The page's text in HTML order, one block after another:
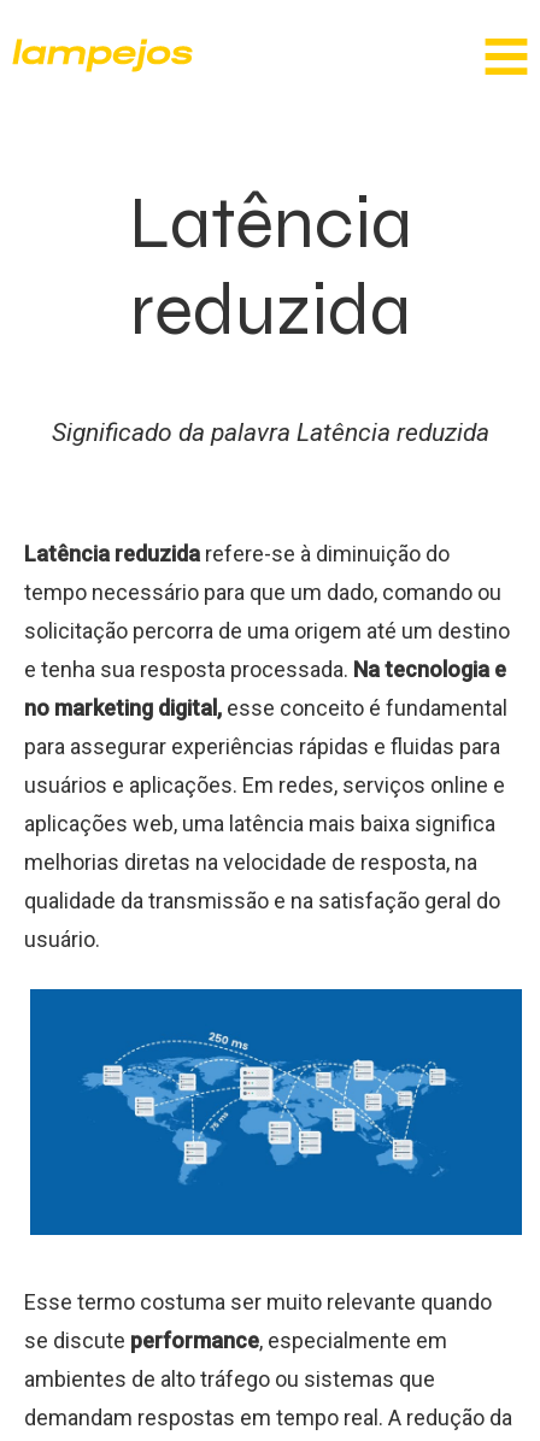
Latência
reduzida
Significado da palavra Latência reduzida
Latência reduzida refere-se à diminuição do
tempo necessário para que um dado, comando ou
solicitação percorra de uma origem até um destino
e tenha sua resposta processada. Na tecnologia e
no marketing digital, esse conceito é fundamental
para assegurar experiências rápidas e fluidas para
usuários e aplicações. Em redes, serviços online e
aplicações web, uma latência mais baixa significa
melhorias diretas na velocidade de resposta, na
qualidade da transmissão e na satisfação geral do
usuário.
Esse termo costuma ser muito relevante quando
se discute performance, especialmente em
ambientes de alto tráfego ou sistemas que
demandam respostas em tempo real. A redução da